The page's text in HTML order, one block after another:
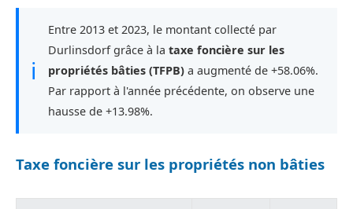
ℹ
Entre 2013 et 2023, le montant collecté par
Durlinsdorf grâce à la taxe foncière sur les
propriétés bâties (TFPB) a augmenté de +58.06%.
Par rapport à l'année précédente, on observe une
hausse de +13.98%.
Taxe foncière sur les propriétés non bâties